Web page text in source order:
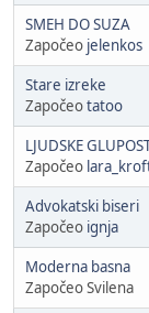
SMEH DO SUZA
Započeo jelenkos
Stare izreke
Započeotatoo
LJUDSKE
Započeo
Advokatski biseri
Započeo ignja
Moderna basna
Započeo Svilena